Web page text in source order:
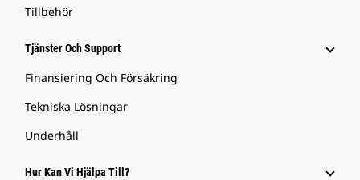
Tillbehör
Tjänster Och Support
Finansiering Och Försäkring
Tekniska Lösningar
Underhåll
Hur Kan Vi Hjälpa Till?